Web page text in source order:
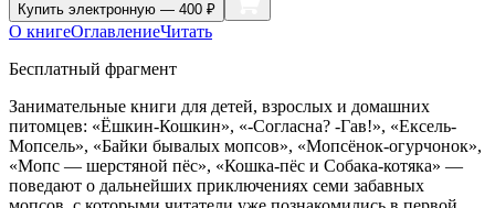
Купить электронную — 400 ₽
О книгеОглавлениеЧитать
Бесплатный фрагмент
Занимательные книги для детей, взрослых и домашних
питомцев: «Ёшкин-Кошкин», «-Согласна? -Гав!», «Ексель-
Мопсель», «Байки бывалых мопсов», «Мопсёнок-огурчонок»,
«Мопс — шерстяной пёс», «Кошка-пёс и Собака-котяка» —
поведают о дальнейших приключениях семи забавных